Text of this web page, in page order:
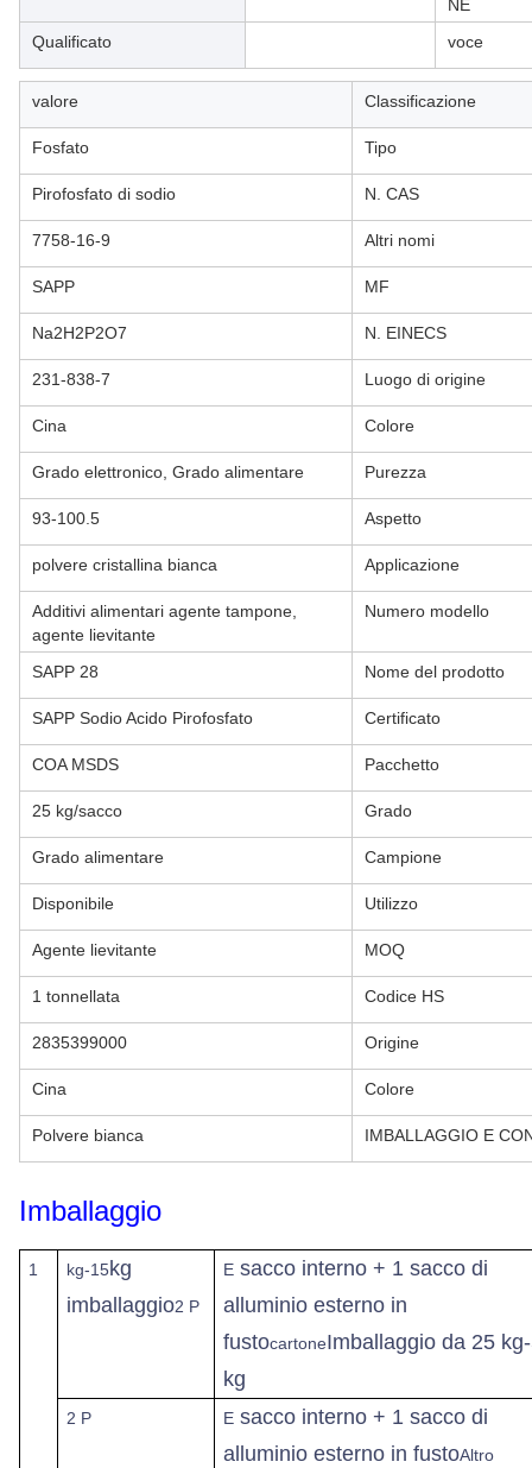
NE
Qualificato
voce
valore Classificazione
Fosfato Tipo
Pirofosfato di sodio N. CAS
7758-16-9 Altri nomi
SAPP MF
Na2H2P2O7 N. EINECS
231-838-7 Luogo di origine
Cina Colore
Grado elettronico, Grado alimentare Purezza
93-100.5 Aspetto
polvere cristallina bianca Applicazione
Additivi alimentari agente tampone,
agente lievitante
Numero modello
SAPP 28 Nome del prodotto
SAPP Sodio Acido Pirofosfato Certificato
COA MSDS Pacchetto
25 kg/sacco Grado
Grado alimentare Campione
Disponibile Utilizzo
Agente lievitante MOQ
1 tonnellata Codice HS
2835399000 Origine
Cina Colore
Polvere bianca IMBALLAGGIO E
Imballaggio
1 kg-15kg
imballaggio2 P
E sacco interno + 1 sacco di
alluminio esterno in
fustocartoneImballaggio da 25
kg
2 P E sacco interno + 1 sacco di
alluminio esterno in fustoAltro